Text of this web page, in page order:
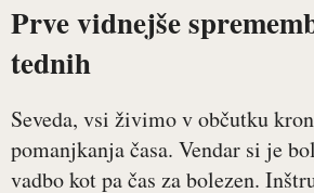
Prve vidnejše
tednih
Seveda, vsi živimo v občutku
pomanjkanja časa. Vendar si je
vadbo kot pa čas za bolezen.